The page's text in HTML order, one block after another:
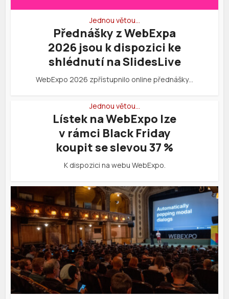
Jednou větou…
Přednášky z WebExpa
2026 jsou k dispozici ke
shlédnutí na SlidesLive
WebExpo 2026 zpřístupnilo online přednášky…
Jednou větou…
Lístek na WebExpo lze
v rámci Black Friday
koupit se slevou 37 %
K dispozici na webu WebExpo.